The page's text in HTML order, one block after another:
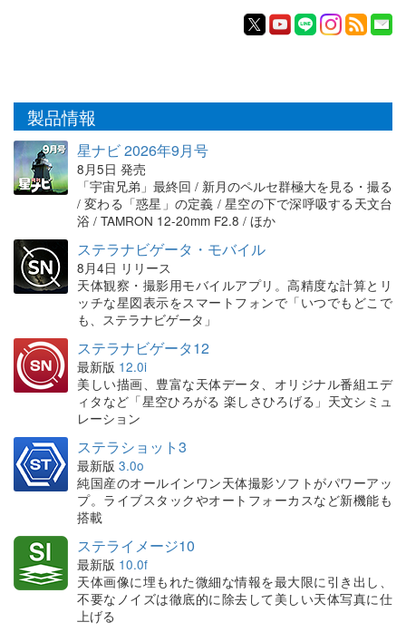
製品情報
星ナビ 2026年9月号
8月5日 発売
「宇宙兄弟」最終回 / 新月のペルセ群極大を見る・撮る
/ 変わる「惑星」の定義 / 星空の下で深呼吸する天文台
浴 / TAMRON 12-20mm F2.8 / ほか
ステラナビゲータ・モバイル
8月4日 リリース
天体観察・撮影用モバイルアプリ。高精度な計算とリ
ッチな星図表示をスマートフォンで「いつでもどこで
も、ステラナビゲータ」
ステラナビゲータ12
最新版 12.0i
美しい描画、豊富な天体データ、オリジナル番組エデ
ィタなど「星空ひろがる 楽しさひろげる」天文シミュ
レーション
ステラショット3
最新版 3.0o
純国産のオールインワン天体撮影ソフトがパワーアッ
プ。ライブスタックやオートフォーカスなど新機能も
搭載
ステライメージ10
最新版 10.0f
天体画像に埋もれた微細な情報を最大限に引き出し、
不要なノイズは徹底的に除去して美しい天体写真に仕
上げる